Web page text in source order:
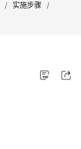
/ 实施步骤
/